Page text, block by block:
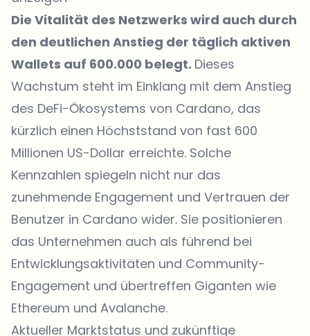
Die Vitalität des Netzwerks wird auch durch
den deutlichen Anstieg der täglich aktiven
Wallets auf 600.000 belegt. Dieses
Wachstum steht im Einklang mit dem Anstieg
des DeFi-Ökosystems von Cardano, das
kürzlich einen Höchststand von fast 600
Millionen US-Dollar erreichte. Solche
Kennzahlen spiegeln nicht nur das
zunehmende Engagement und Vertrauen der
Benutzer in Cardano wider. Sie positionieren
das Unternehmen auch als führend bei
Entwicklungsaktivitäten und Community-
Engagement und übertreffen Giganten wie
Ethereum und Avalanche.
Aktueller Marktstatus und zukünftige